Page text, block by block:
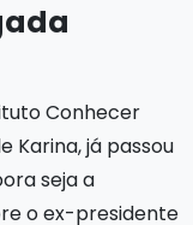
Conhecer
Karina, já passou
seja a
o ex-presidente